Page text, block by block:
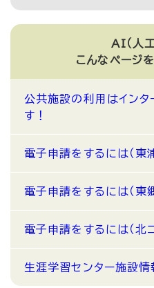
AI（人
こんなページ
公共施設の利用はインタ
す！
電子申請をするには（東
電子申請をするには（東
電子申請をするには（北
生涯学習センター施設情